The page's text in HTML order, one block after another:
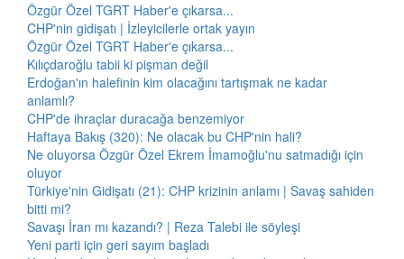
Özgür Özel TGRT Haber'e çıkarsa...
CHP'nin gidişatı | İzleyicilerle ortak yayın
Özgür Özel TGRT Haber'e çıkarsa...
Kılıçdaroğlu tabii ki pişman değil
Erdoğan'ın halefinin kim olacağını tartışmak ne kadar
anlamlı?
CHP'de ihraçlar duracağa benzemiyor
Haftaya Bakış (320): Ne olacak bu CHP'nin hali?
Ne oluyorsa Özgür Özel Ekrem İmamoğlu'nu satmadığı için
oluyor
Türkiye'nin Gidişatı (21): CHP krizinin anlamı | Savaş sahiden
bitti mi?
Savaşı İran mı kazandı? | Reza Talebi ile söyleşi
Yeni parti için geri sayım başladı